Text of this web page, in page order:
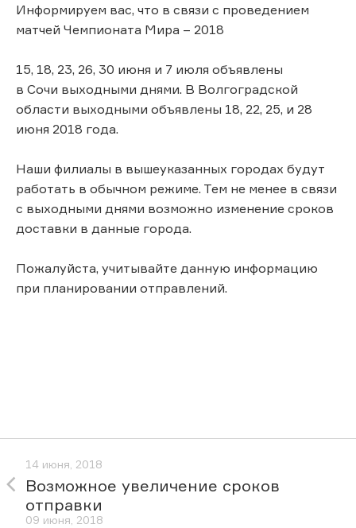
Информируем вас, что в связи с проведением
матчей Чемпионата Мира – 2018
15, 18, 23, 26, 30 июня и 7 июля объявлены
в Сочи выходными днями. В Волгоградской
области выходными объявлены 18, 22, 25, и 28
июня 2018 года.
Наши филиалы в вышеуказанных городах будут
работать в обычном режиме. Тем не менее в связи
с выходными днями возможно изменение сроков
доставки в данные города.
Пожалуйста, учитывайте данную информацию
при планировании отправлений.
14 июня, 2018
Возможное увеличение сроков
отправки
09 июня, 2018